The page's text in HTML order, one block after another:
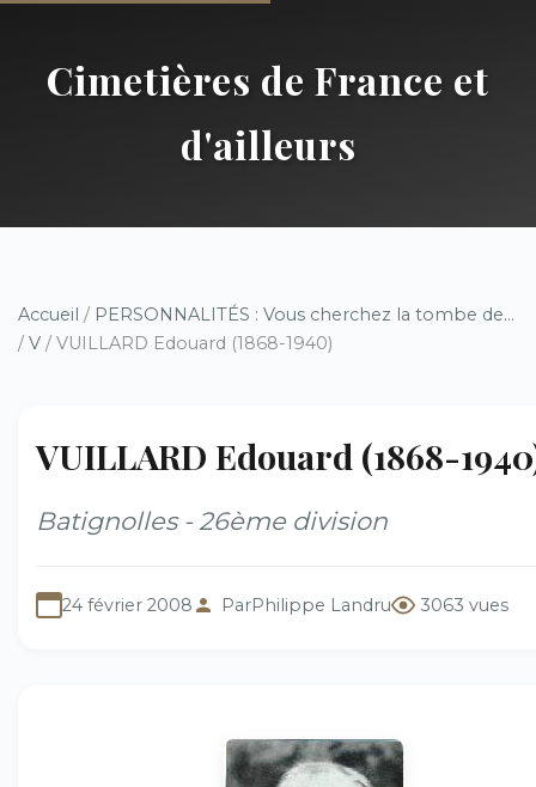
Cimetières de France et
d'ailleurs
Accueil / PERSONNALITÉS : Vous cherchez la tombe de...
/ V / VUILLARD Edouard (1868-1940)
VUILLARD Edouard (1868-
Batignolles - 26ème division
24 février 2008 ParPhilippe Landru 3063 vues